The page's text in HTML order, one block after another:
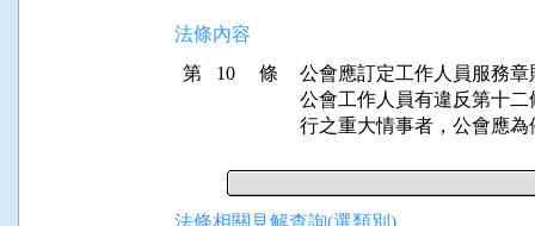
法條內容
第 10 條
公會應訂定工作人員服務
公會工作人員有違反第十
行之重大情事者，公會應
法條相關見解查詢(選類別)